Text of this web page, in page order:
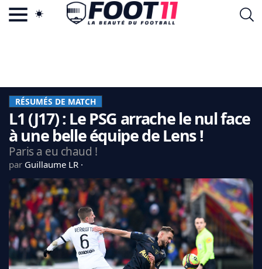
LA CHARTE
VIE PRIVÉE
CGU
CONTACTEZ-NOUS
MERCATO
CDM 2026
EDF
PSG
LIGUE 1
REAL MADRID
RÉSUMÉS DE MATCH
L1 (J17) : Le PSG arrache le nul face
à une belle équipe de Lens !
Paris a eu chaud !
par Guillaume LR